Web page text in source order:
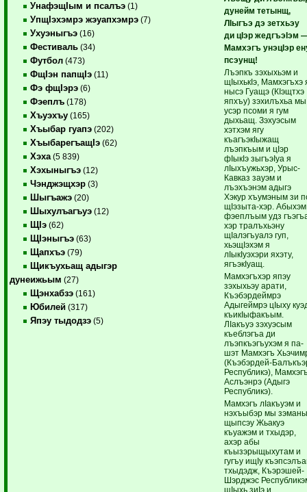
УнафэщIым и псалъэ (1)
УпщIэхэмрэ жэуапхэмрэ (7)
Ухуэныгъэ (16)
Фестиваль (34)
Футбол (473)
ФщIэн папщIэ (11)
Фэ фщIэрэ (6)
Фэеплъ (178)
Хъуэхъу (165)
Хъыбар гуапэ (202)
ХъыбарегъащIэ (62)
Хэха (5 839)
Хэхыныгъэ (12)
Чэнджэщхэр (3)
Шыгъажэ (20)
Шыхулъагъуэ (12)
ЩIэ (62)
ЩIэныгъэ (63)
Щапхъэ (79)
Щикъухьащ адыгэр
дунеижьым (27)
Щэнхабзэ (161)
Юбилей (317)
Япэу тыдодзэ (5)
дунейм тетынщ,
ЛIыгъэ дэ зетхьэу
ди цIэр жедгъэIэм
Мамхэгъ унэцIэр
псэунщ!
Лъэпкъ зэхыхьэм и
щIыхькIэ, Мамхэгъхэ
нысэ Гуащэ (КIэщтхэ
япхъу) зэхилъхьа мы
усэр псоми я гум
дыхьащ. Зэхуэсым
хэтхэм ягу
къагъэкIыжащ
лъэпкъым и цIэр
фIыкIэ зыгъэIуа я
лIыхъужьхэр, Урыс-
Кавказ зауэм и
лъэхъэнэм адыгэ
Хэкур хъумэным зи
щIэзыта-хэр.
фэеплъым удз
хэр тралъхьэну
щIалэгъуалэ гуп,
хьэщIэхэм я
лIыкIуэхэри яхэту,
ягъэкIуащ.
Мамхэгъхэр япэу
зэхыхьэу арати,
Къэбэрдеймрэ
Адыгеймрэ цIыху
къикIыфакъым.
ЛIакъуэ зэхуэсым
къеблэгъа ди
лъэпкъэгъухэм я па-
шэт Мамхэгъ
(Къэбэрдей-
Республикэ),
Аслъэнрэ (Адыгэ
Республикэ).
Мамхэгъ лIакъуэм и
нэхъыбэр мы
щыпсэу Жьакуэ
къуажэм и тхыдэр,
ахэр абы
къызэрыщыхутам и
гугъу ищIу
тхыдэдж, Къэрэшей-
Шэрджэс
щIыхь зиIэ и